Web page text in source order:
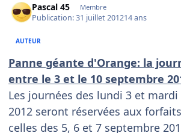
Pascal 45 Membre
Publication:31 juillet 201214 ans
AUTEUR
Panne géante d'Orange: la
entre le 3 et le 10 septembre
Les journées des lundi 3 et
2012 seront réservées aux
celles des 5, 6 et 7 septembre